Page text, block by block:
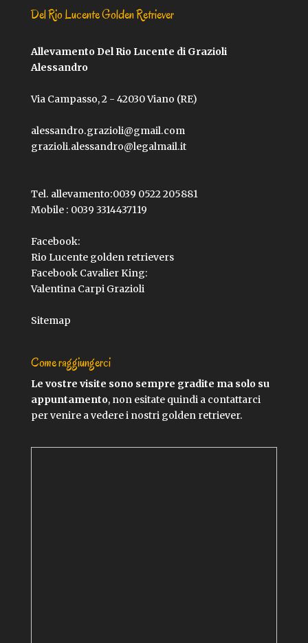
Del Rio Lucente Golden Retriever
Allevamento Del Rio Lucente di Grazioli
Alessandro
Via Campasso, 2 - 42030 Viano (RE)
alessandro.grazioli@gmail.com
grazioli.alessandro@legalmail.it
Tel. allevamento:0039 0522 205881
Mobile : 0039 3314437119
Facebook:
Rio Lucente golden retrievers
Facebook Cavalier King:
Valentina Carpi Grazioli
Sitemap
Come raggiungerci
Le vostre visite sono sempre gradite ma solo su
appuntamento, non esitate quindi a contattarci
per venire a vedere i nostri golden retriever.